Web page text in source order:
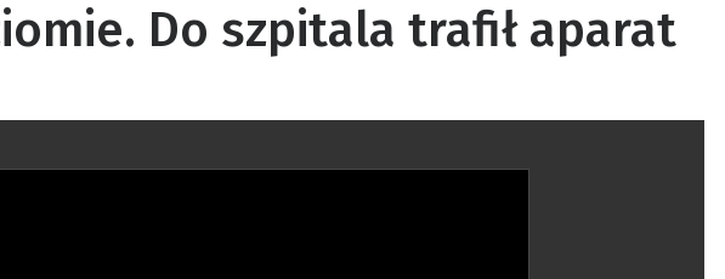
Do szpitala trafił aparat